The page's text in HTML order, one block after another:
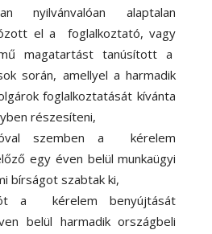
nyilvánvalóan alaptalan
el a foglalkoztató, vagy
magatartást tanúsított a
során, amellyel a harmadik
foglalkoztatását kívánta
részesíteni,
szemben a kérelem
egy éven belül munkaügyi
bírságot szabtak ki,
a kérelem benyújtását
belül harmadik országbeli